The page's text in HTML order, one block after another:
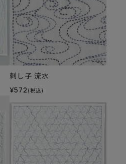
刺し子 流水
¥572 (税込)